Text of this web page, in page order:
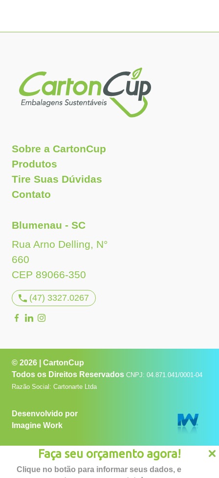
Faça seu orçamento agora!
Clique no botão para informar seus dados, e
Sobre a CartonCup
Produtos
Tire Suas Dúvidas
Contato
Blumenau - SC
Rua Arno Delling, N°
660
CEP 89066-350
(47) 3327.0267
© 2026 | CartonCup
Todos os Direitos Reservados CNPJ: 04.871.041/0001-04
Razão Social: Cartonarte Ltda
Desenvolvido por
Imagine Work